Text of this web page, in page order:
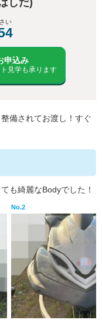
しだ)
い
申込み
見学も承ります
備されてお渡し！すぐ
も綺麗なBodyでした！
No.2